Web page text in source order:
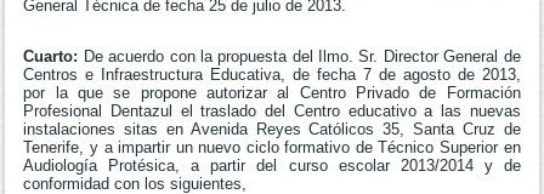
General Técnica de fecha 25 de julio de 2013.
Cuarto: De acuerdo con la propuesta del Ilmo. Sr. Director General de
Centros e Infraestructura Educativa, de fecha 7 de agosto de 2013,
por la que se propone autorizar al Centro Privado de Formación
Profesional Dentazul el traslado del Centro educativo a las nuevas
instalaciones sitas en Avenida Reyes Católicos 35, Santa Cruz de
Tenerife, y a impartir un nuevo ciclo formativo de Técnico Superior en
Audiología Protésica, a partir del curso escolar 2013/2014 y de
conformidad con los siguientes,